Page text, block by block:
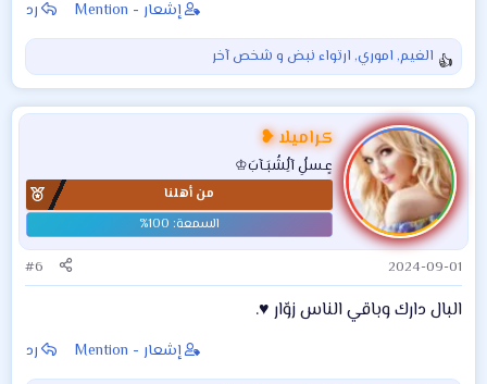
إشعار - Mention رد
ا
ل
ت
ف
ا
ع
ل
ا
ت
:
الغيم, اموري, ارتواء نبض و شخص آخر
كراميلا ❥
عٍـسلُِ آلُِشُبَـآبَ♔
من أهلنا
2024-09-01
#6
البال دارك وباقي الناس زوّار ♥️.
إشعار - Mention رد